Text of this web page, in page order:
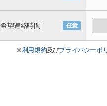
希望連絡時間 任意
※利用規約及びプライバシーポ